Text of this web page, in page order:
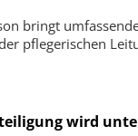
bringt
pflegerischen
wird